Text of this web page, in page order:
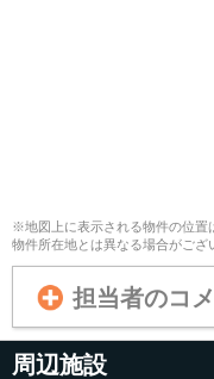
※地図上に表示される物件の位置
物件所在地とは異なる場合がござ
担当者のコ
周辺施設